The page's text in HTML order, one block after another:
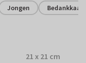
Jongen
21 x 21 cm